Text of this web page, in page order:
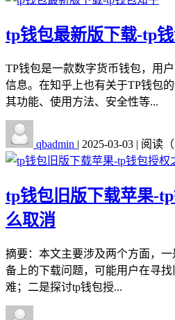
tp钱包最新版下载-tp
TP钱包是一款数字货币钱包，用
信息。在知乎上也有关于TP钱包
其功能、使用方法、安全性等...
qbadmin | 2025-03-03 | 阅读（
tp钱包旧版下载苹果-
么取消
摘要：本文主要涉及两个方面，
备上的下载问题，可能用户在寻
难；二是探讨tp钱包授...